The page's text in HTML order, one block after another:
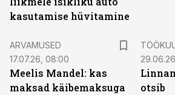
kasutamise hüvitamine
ARVAMUSED
17.07.26, 08:00
Meelis Mandel: kas
maksad käibemaksuga
otsib